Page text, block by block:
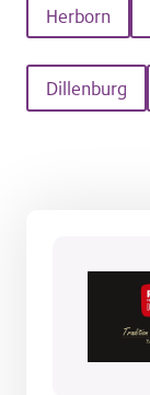
Herborn
Dillenburg